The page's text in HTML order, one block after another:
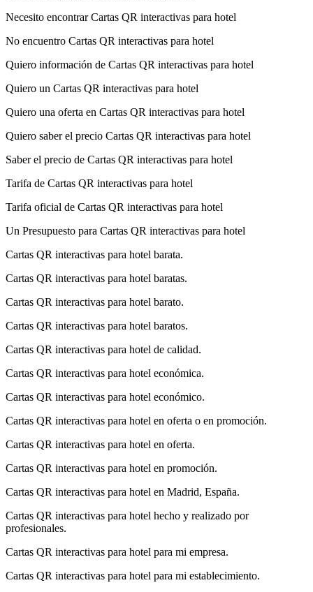
Necesito encontrar Cartas QR interactivas para hotel
No encuentro Cartas QR interactivas para hotel
Quiero información de Cartas QR interactivas para hotel
Quiero un Cartas QR interactivas para hotel
Quiero una oferta en Cartas QR interactivas para hotel
Quiero saber el precio Cartas QR interactivas para hotel
Saber el precio de Cartas QR interactivas para hotel
Tarifa de Cartas QR interactivas para hotel
Tarifa oficial de Cartas QR interactivas para hotel
Un Presupuesto para Cartas QR interactivas para hotel
Cartas QR interactivas para hotel barata.
Cartas QR interactivas para hotel baratas.
Cartas QR interactivas para hotel barato.
Cartas QR interactivas para hotel baratos.
Cartas QR interactivas para hotel de calidad.
Cartas QR interactivas para hotel económica.
Cartas QR interactivas para hotel económico.
Cartas QR interactivas para hotel en oferta o en promoción.
Cartas QR interactivas para hotel en oferta.
Cartas QR interactivas para hotel en promoción.
Cartas QR interactivas para hotel en Madrid, España.
Cartas QR interactivas para hotel hecho y realizado por
profesionales.
Cartas QR interactivas para hotel para mi empresa.
Cartas QR interactivas para hotel para mi establecimiento.